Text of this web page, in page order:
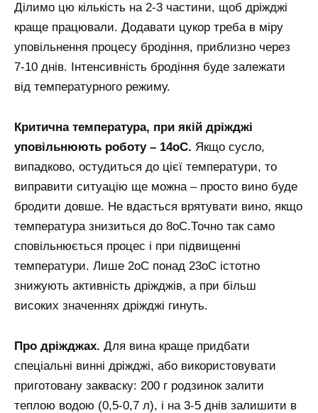
Ділимо цю кількість на 2-3 частини, щоб дріжджі
краще працювали. Додавати цукор треба в міру
уповільнення процесу бродіння, приблизно через
7-10 днів. Інтенсивність бродіння буде залежати
від температурного режиму.
Критична температура, при якій дріжджі
уповільнюють роботу – 14оС. Якщо сусло,
випадково, остудиться до цієї температури, то
виправити ситуацію ще можна – просто вино буде
бродити довше. Не вдасться врятувати вино, якщо
температура знизиться до 8оС.Точно так само
сповільнюється процес і при підвищенні
температури. Лише 2оС понад 23оС істотно
знижують активність дріжджів, а при більш
високих значеннях дріжджі гинуть.
Про дріжджах. Для вина краще придбати
спеціальні винні дріжджі, або використовувати
приготовану закваску: 200 г родзинок залити
теплою водою (0,5-0,7 л), і на 3-5 днів залишити в